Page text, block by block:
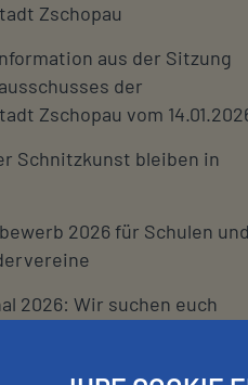
Zschopau
aus der Sitzung
der
Zschopau vom
Schnitzkunst bleiben in
2026 für Schulen und
2026: Wir suchen euch